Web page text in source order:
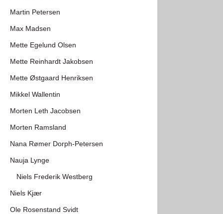
Martin Petersen
Max Madsen
Mette Egelund Olsen
Mette Reinhardt Jakobsen
Mette Østgaard Henriksen
Mikkel Wallentin
Morten Leth Jacobsen
Morten Ramsland
Nana Rømer Dorph-Petersen
Nauja Lynge
Niels Frederik Westberg
Niels Kjær
Ole Rosenstand Svidt